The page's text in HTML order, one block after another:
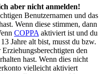
aber nicht anmelden!
Benutzernamen und das
Wenn diese stimmen, dann
COPPA aktiviert ist und du
Jahre alt bist, musst du bzw.
den
hast. Wenn dies nicht
vielleicht aktiviert